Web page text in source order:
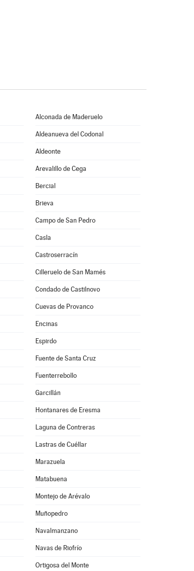
Alconada de Maderuelo
Aldeanueva del Codonal
Aldeonte
Arevalillo de Cega
Bercial
Brieva
Campo de San Pedro
Casla
Castroserracín
Cilleruelo de San Mamés
Condado de Castilnovo
Cuevas de Provanco
Encinas
Espirdo
Fuente de Santa Cruz
Fuenterrebollo
Garcillán
Hontanares de Eresma
Laguna de Contreras
Lastras de Cuéllar
Marazuela
Matabuena
Montejo de Arévalo
Muñopedro
Navalmanzano
Navas de Riofrío
Ortigosa del Monte